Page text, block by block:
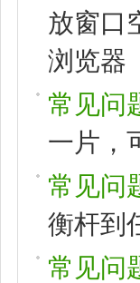
放窗口
浏览器
常见问
一片，
常见问
衡杆到
常见问